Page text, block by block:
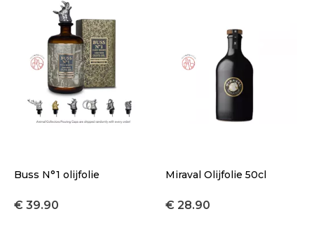
Buss N°1 olijfolie
€ 39.90
Miraval Olijfolie 50cl
€ 28.90